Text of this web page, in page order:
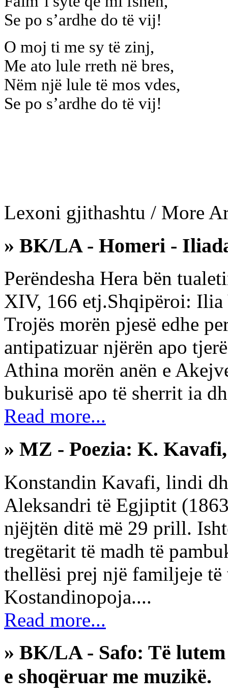
Se po s’ardhe do të vij!
O moj ti me sy të zinj,
Me ato lule rreth në bres,
Nëm një lule të mos vdes,
Se po s’ardhe do të vij!
Lexoni gjithashtu / More
» BK/LA - Homeri -
Perëndesha Hera bën
XIV, 166 etj.Shqipëroi:
Trojës morën pjesë edhe
antipatizuar njërën apo
Athina morën anën e
bukurisë apo të sherrit іa
Read more...
» MZ - Poezia: K.
Konstandin Kavafi, lindi
Aleksandri të Egjiptit
njëjtën ditë më 29 prill.
tregëtarit të madh të
thellësi prej një familjeje
Kostandinopoja....
Read more...
» BK/LA - Safo: Të
e shoqëruar me muzikë.